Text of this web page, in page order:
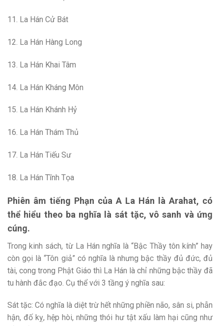
11. La Hán Cử Bát
12. La Hán Hàng Long
13. La Hán Khai Tâm
14. La Hán Kháng Môn
15. La Hán Khánh Hỷ
16. La Hán Thám Thủ
17. La Hán Tiếu Sư
18. La Hán Tĩnh Tọa
Phiên âm tiếng Phạn của A La Hán là Arahat, có
thể hiểu theo ba nghĩa là sát tặc, vô sanh và ứng
cúng.
Trong kinh sách, từ La Hán nghĩa là “Bậc Thầy tôn kính” hay
còn gọi là “Tôn giả” có nghĩa là nhưng bậc thầy đủ đức, đủ
tài, cong trong Phật Giáo thì La Hán là chỉ những bậc thầy đã
tu hành đắc đạo. Cụ thể với 3 tầng ý nghĩa sau:
Sát tặc: Có nghĩa là diệt trừ hết những phiền não, sân si, phẫn
hận, đố kỵ, hệp hòi, những thói hư tật xấu làm hại cũng như